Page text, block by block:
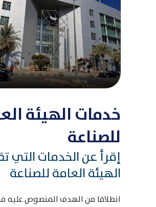
خدمات الهيئة
للصناعة
إقرأ عن الخدمات التي
الهيئة العامة للصناعة
انطلاقا من الهدف المنصوص عليه